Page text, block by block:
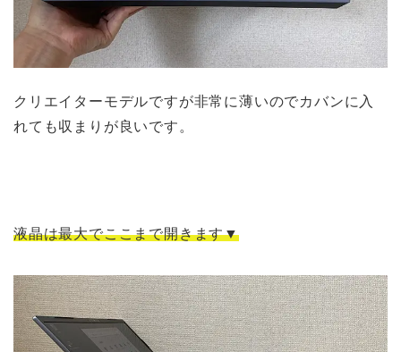
クリエイターモデルですが非常に薄いのでカバンに入
れても収まりが良いです。
液晶は最大でここまで開きます▼